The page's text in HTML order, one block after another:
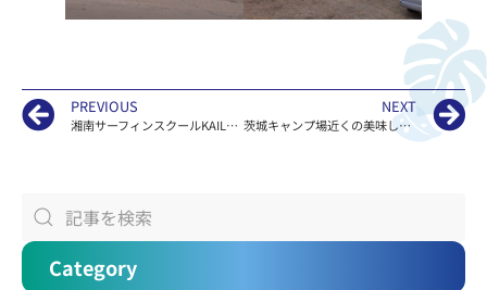
PREVIOUS
湘南サーフィンスクールKAILOAの北茨城キャンプ場の波情報
NEXT
茨城キャンプ場近くの美味しいご飯
Category